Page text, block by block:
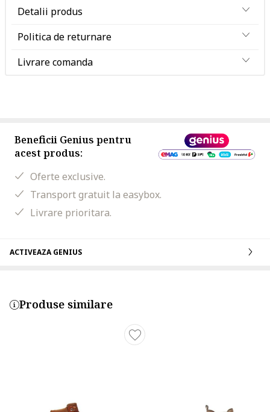
Detalii produs
Politica de returnare
Livrare comanda
Beneficii Genius pentru
acest produs:
Oferte exclusive.
Transport gratuit la easybox.
Livrare prioritara.
ACTIVEAZA GENIUS
Produse similare